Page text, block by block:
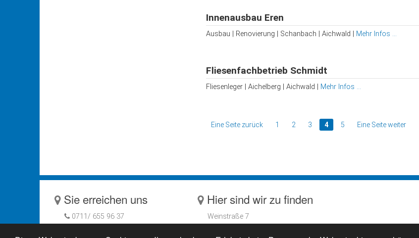
Innenausbau Eren
Ausbau | Renovierung | Schanbach | Aichwald | Mehr Infos ...
Fliesenfachbetrieb Schmidt
Fliesenleger | Aichelberg | Aichwald | Mehr Infos ...
Eine Seite zurück 1 2 3 4 5 Eine Seite weiter
Sie erreichen uns
0711/ 655 96 37
Hier sind wir zu finden
Weinstraße 7